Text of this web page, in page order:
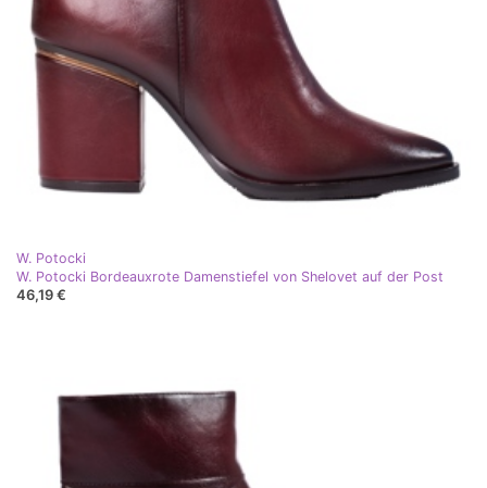
W. Potocki
W. Potocki Bordeauxrote Damenstiefel von Shelovet auf der Post
46,19 €